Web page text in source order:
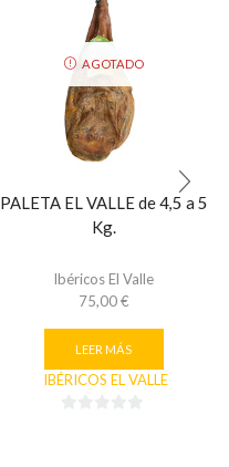
AGOTADO
PALETA EL VALLE de 4,5 a 5
Kg.
Ibéricos El Valle
75,00€
LEER MÁS
IBÉRICOS EL VALLE